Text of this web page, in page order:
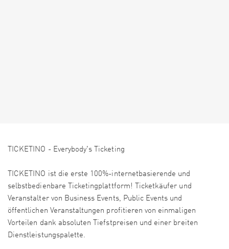
TICKETINO - Everybody's Ticketing
TICKETINO ist die erste 100%-internetbasierende und
selbstbedienbare Ticketingplattform! Ticketkäufer und
Veranstalter von Business Events, Public Events und
öffentlichen Veranstaltungen profitieren von einmaligen
Vorteilen dank absoluten Tiefstpreisen und einer breiten
Dienstleistungspalette.